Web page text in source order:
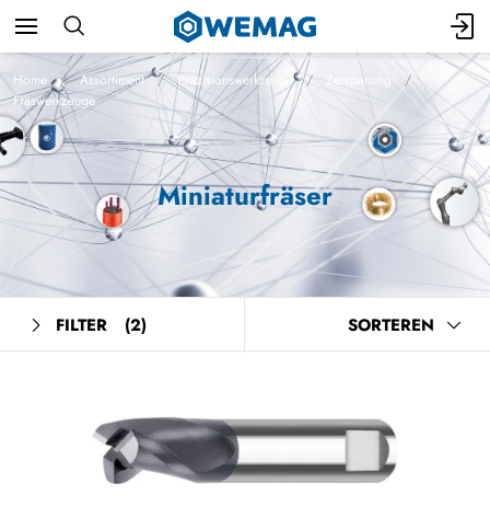
Home Assortiment Präzisionswerkzeuge
Zerspanung
Fräswerkzeuge
Miniaturfräser
FILTER (2) SORTEREN